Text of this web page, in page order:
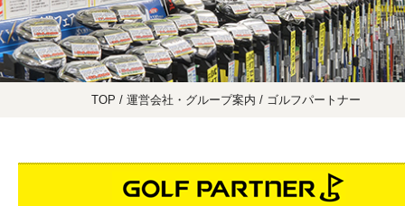
TOP / 運営会社・グループ案内 / ゴルフパートナー